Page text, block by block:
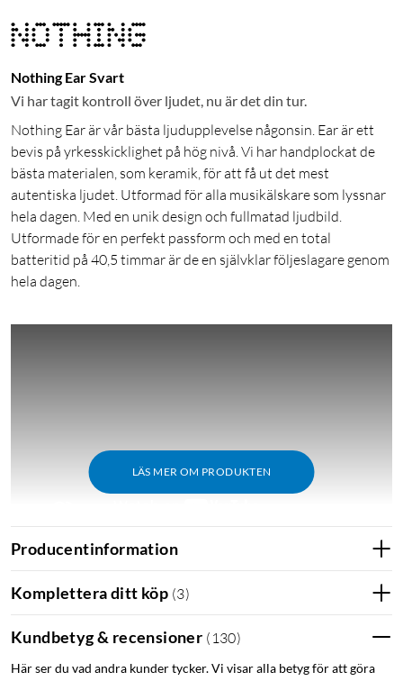
Nothing Ear Svart
Vi har tagit kontroll över ljudet, nu är det din tur.
Nothing Ear är vår bästa ljudupplevelse någonsin. Ear är ett
bevis på yrkesskicklighet på hög nivå. Vi har handplockat de
bästa materialen, som keramik, för att få ut det mest
autentiska ljudet. Utformad för alla musikälskare som lyssnar
hela dagen. Med en unik design och fullmatad ljudbild.
Utformade för en perfekt passform och med en total
batteritid på 40,5 timmar är de en självklar följeslagare genom
hela dagen.
LÄS MER OM PRODUKTEN
Utmärkelser
M3: "Nothing Ear – snygga hörlurar som gör nästan allt rätt."
Producentinformation
Komplettera ditt köp (3)
Kundbetyg & recensioner ( 130)
Här ser du vad andra kunder tycker. Vi visar alla betyg för att göra